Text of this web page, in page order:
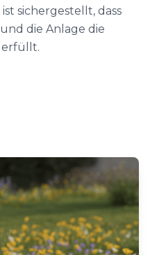
sichergestellt, dass
die Anlage die